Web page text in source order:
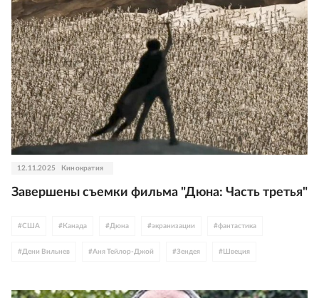
12.11.2025 Кинократия
Завершены съемки фильма "Дюна: Часть третья"
#США # Канада #Дюна #экранизации #фантастика
#Дени Вильнев #Аня Тейлор-Джой #Зендея # Швеция